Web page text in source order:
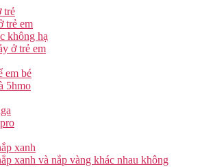
trẻ
trẻ em
không hạ
ở trẻ em
em bé
5hmo
xanh
xanh và nắp vàng khác nhau không